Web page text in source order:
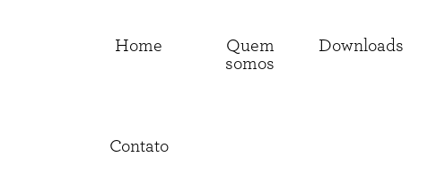
Home
Quem
somos
Downloads
Contato